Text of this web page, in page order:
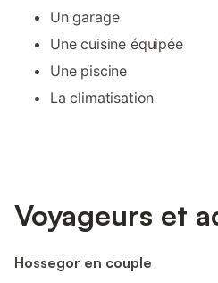
Un garage
Une cuisine équipée
Une piscine
La climatisation
Voyageurs et
Hossegor en couple